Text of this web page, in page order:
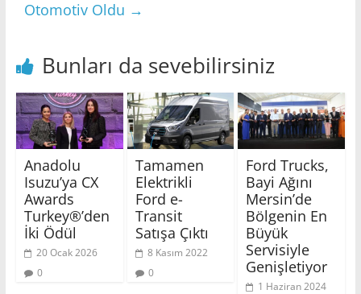
Otomotiv Oldu →
Bunları da sevebilirsiniz
Anadolu
Isuzu’ya CX
Awards
Turkey®’den
İki Ödül
20 Ocak 2026
0
Tamamen
Elektrikli
Ford e-
Transit
Satışa Çıktı
8 Kasım 2022
0
Ford Trucks,
Bayi Ağını
Mersin’de
Bölgenin En
Büyük
Servisiyle
Genişletiyor
1 Haziran 2024